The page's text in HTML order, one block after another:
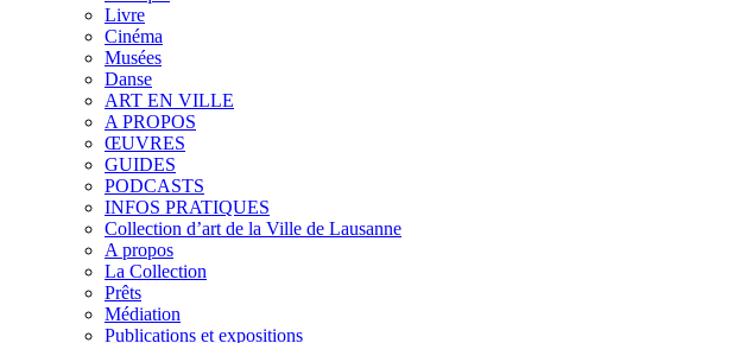
Livre
Cinéma
Musées
Danse
ART EN VILLE
A PROPOS
ŒUVRES
GUIDES
PODCASTS
INFOS PRATIQUES
Collection d’art de la Ville de Lausanne
A propos
La Collection
Prêts
Médiation
Publications et expositions